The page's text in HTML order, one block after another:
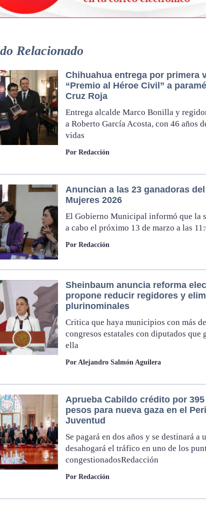
Relacionado
Chihuahua entrega por primera
“Premio al Héroe Civil” a
Cruz Roja
Entrega alcalde Marco Bonilla y
a Roberto García Acosta, con 46 años
vidas
Por Redacción
Anuncian a las 23 ganadoras
Mujeres 2026
El Gobierno Municipal informó que la
a cabo el próximo 13 de marzo a las
Por Redacción
Sheinbaum anuncia reforma
propone reducir regidores y
plurinominales
Critica que haya municipios con más
congresos estatales con diputados que
ella
Por Alejandro Salmón Aguilera
Aprueba Cabildo crédito por
pesos para nueva gaza en el
Juventud
Se pagará en dos años y se destinará a
desahogará el tráfico en uno de los
congestionadosRedacción
Por Redacción